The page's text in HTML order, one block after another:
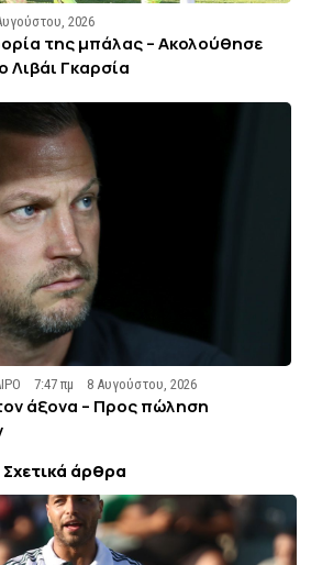
2026
της μπάλας – Ακολούθησε
Γκαρσία
7:47 πμ 8 Αυγούστου, 2026
άξονα – Προς πώληση
Σχετικά άρθρα